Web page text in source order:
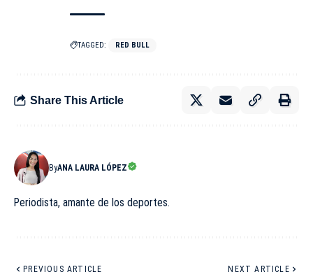
TAGGED: RED BULL
Share This Article
ByANA LAURA LÓPEZ
Periodista, amante de los deportes.
PREVIOUS ARTICLE NEXT ARTICLE